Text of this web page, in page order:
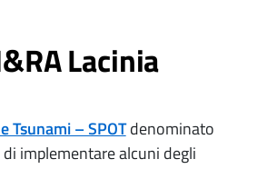
Lacinia
Tsunami – SPOTdenominato
implementare alcuni degli